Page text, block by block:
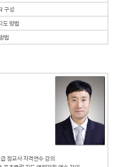
구성
도 방법
법
정교사 자격연수 강의